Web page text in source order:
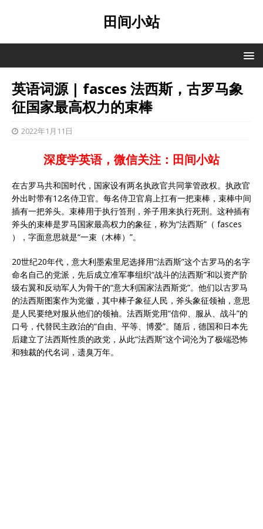
田间小站
英语词源 | fasces 法西斯，古罗马象
征国家最高权力的束棒
2022年1月11日
深度学英语，微信关注：田间小站
在古罗马共和国时代，国家设有两名执政官共同掌管政权。执政官
外出时带有12名侍卫官。每名侍卫官肩上扛有一把束棒，束棒中间
插有一把斧头。束棒用于执行笞刑，斧子用来执行死刑。这种插有
斧头的束棒是罗马国家最高权力的象征，称为“法西斯”（ fasces
），字面意思就是“一束（木棒）”。
20世纪20年代，意大利墨索里尼选择用“法西斯”这个古罗马的名字
命名自己的党派，先后成立准军事组织“战斗的法西斯”和以资产阶
级右翼和反动军人为骨干的“意大利国家法西斯党”。他们以古罗马
的法西斯图案作为党徽，其中棒子象征人民，斧头象征领袖，意思
是人民要绝对服从他们的领袖。法西斯党用“信仰、服从、战斗”的
口号，代替民主政治的“自由、平等、博爱”。随后，德国和日本先
后建立了法西斯性质的政党，从此“法西斯”这个词沦为了极端恐怖
和独裁的代名词，遗臭万年。